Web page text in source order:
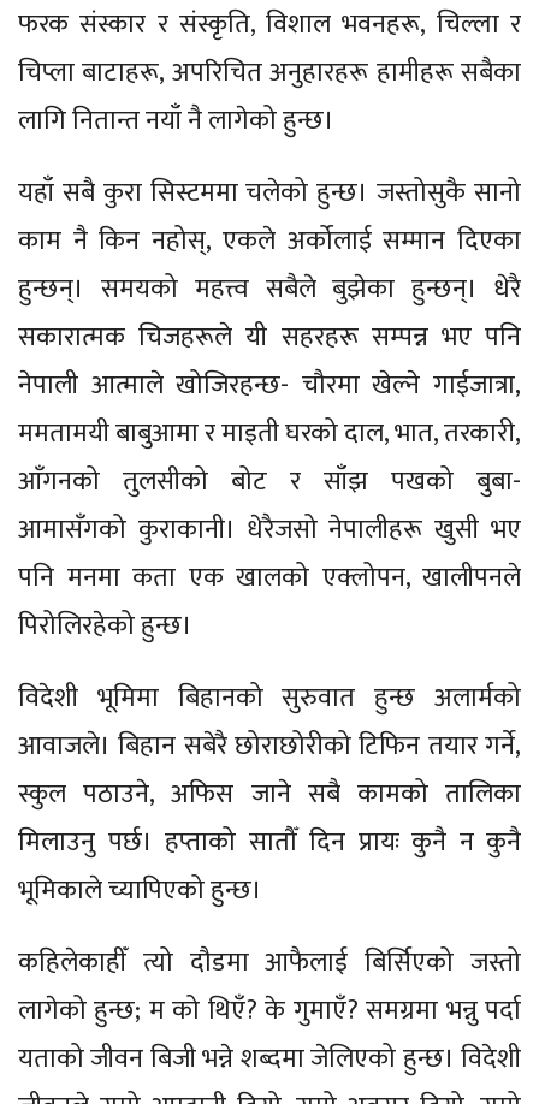
फरक संस्कार र संस्कृति, विशाल भवनहरू, चिल्ला र
चिप्ला बाटाहरू, अपरिचित अनुहारहरू हामीहरू सबैका
लागि नितान्त नयाँ नै लागेको हुन्छ।
यहाँ सबै कुरा सिस्टममा चलेको हुन्छ। जस्तोसुकै सानो
काम नै किन नहोस्, एकले अर्कोलाई सम्मान दिएका
हुन्छन्। समयको महत्त्व सबैले बुझेका हुन्छन्। धेरै
सकारात्मक चिजहरूले यी सहरहरू सम्पन्न भए पनि
नेपाली आत्माले खोजिरहन्छ- चौरमा खेल्ने गाईजात्रा,
ममतामयी बाबुआमा र माइती घरको दाल, भात, तरकारी,
आँगनको तुलसीको बोट र साँझ पखको बुबा-
आमासँगको कुराकानी। धेरैजसो नेपालीहरू खुसी भए
पनि मनमा कता एक खालको एक्लोपन, खालीपनले
पिरोलिरहेको हुन्छ।
विदेशी भूमिमा बिहानको सुरुवात हुन्छ अलार्मको
आवाजले। बिहान सबेरै छोराछोरीको टिफिन तयार गर्ने,
स्कुल पठाउने, अफिस जाने सबै कामको तालिका
मिलाउनु पर्छ। हप्ताको सातौँ दिन प्रायः कुनै न कुनै
भूमिकाले च्यापिएको हुन्छ।
कहिलेकाहीँ त्यो दौडमा आफैलाई बिर्सिएको जस्तो
लागेको हुन्छ; म को थिएँ? के गुमाएँ? समग्रमा भन्नु पर्दा
यताको जीवन बिजी भन्ने शब्दमा जेलिएको हुन्छ। विदेशी